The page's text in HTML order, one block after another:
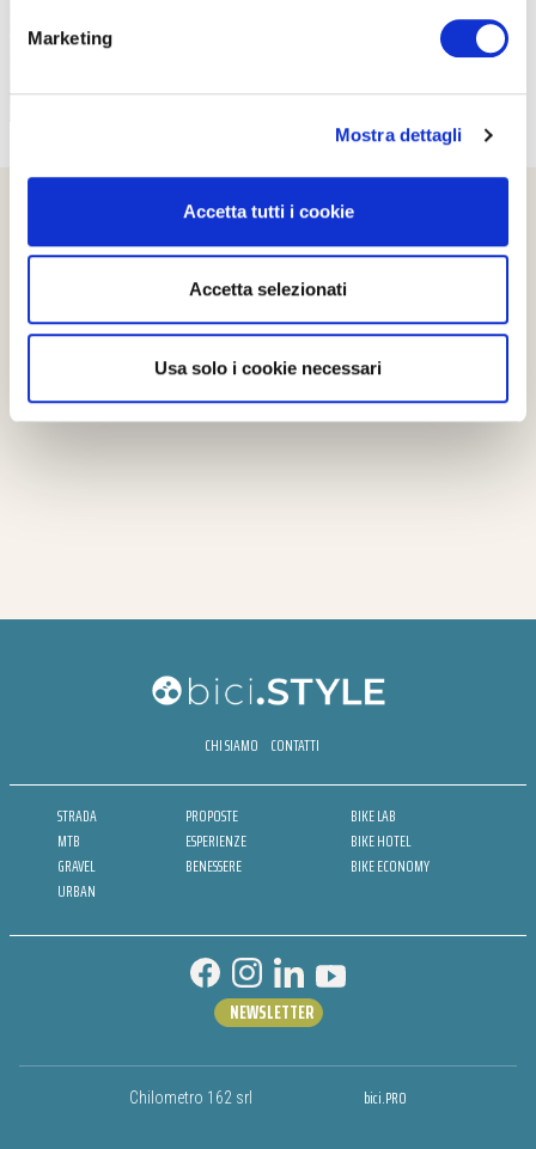
Marketing
Mostra dettagli
Accetta tutti i cookie
Accetta selezionati
Usa solo i cookie necessari
CHI SIAMO CONTATTI
STRADA
MTB
GRAVEL
URBAN
PROPOSTE
ESPERIENZE
BENESSERE
BIKE LAB
BIKE HOTEL
BIKE ECONOMY
Chilometro 162 srl bici.PRO
NEWSLETTER